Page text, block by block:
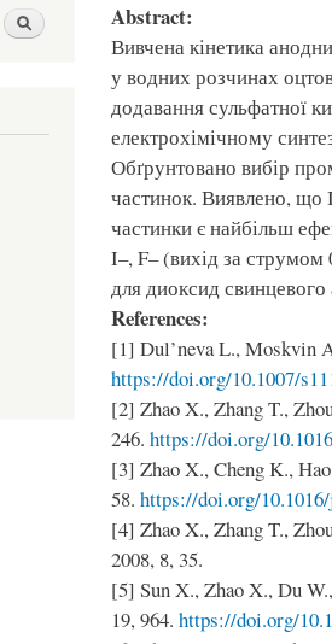
Шукати Abstract:
Вивчена кінетика
у водних розчинах
додавання сульфатної
електрохімічному
Обґрунтовано вибір
частинок. Виявлено, що
частинки є найбільш
I–, F– (вихід за струмом
для диоксид
References:
[1] Dul’neva L., Moskvin
https://doi.org/10.1007/
[2] Zhao X., Zhang T.,
246. https://doi.org/
[3] Zhao X., Cheng K.,
58. https://doi.org/
[4] Zhao X., Zhang T.,
2008, 8, 35.
[5] Sun X., Zhao X., Du
19, 964. https://doi.org/